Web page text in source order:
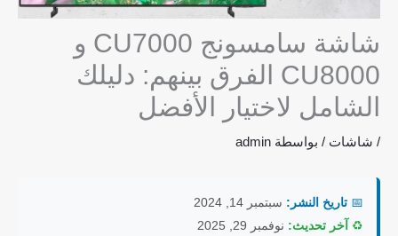
شاشة سامسونج CU7000 و
CU8000 الفرق بينهم: دليلك
الشامل لاختيار الأفضل
/ شاشات / بواسطة admin
📅 تاريخ النشر: سبتمبر 14, 2024
♻️ آخر تحديث: نوفمبر 29, 2025